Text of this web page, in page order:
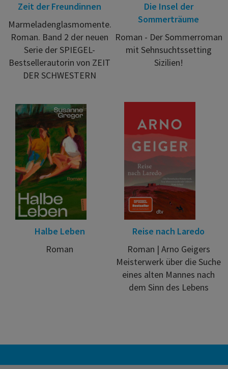
Zeit der Freundinnen
Marmeladenglasmomente.
Roman. Band 2 der neuen
Serie der SPIEGEL-
Bestsellerautorin von ZEIT
DER SCHWESTERN
Die Insel der
Sommerträume
Roman - Der Sommerroman
mit Sehnsuchtssetting
Sizilien!
Halbe Leben
Roman
Reise nach Laredo
Roman | Arno Geigers
Meisterwerk über die Suche
eines alten Mannes nach
dem Sinn des Lebens